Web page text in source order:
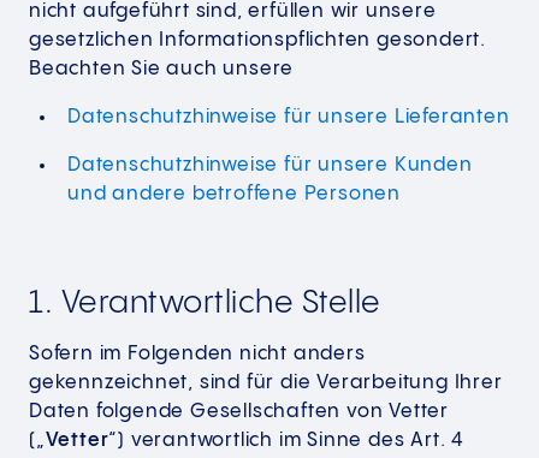
nicht aufgeführt sind, erfüllen wir unsere
gesetzlichen Informationspflichten gesondert.
Beachten Sie auch unsere
Datenschutzhinweise für unsere Lieferanten
Datenschutzhinweise für unsere Kunden
und andere betroffene Personen
1. Verantwortliche Stelle
Sofern im Folgenden nicht anders
gekennzeichnet, sind für die Verarbeitung Ihrer
Daten folgende Gesellschaften von Vetter
(„Vetter“) verantwortlich im Sinne des Art. 4